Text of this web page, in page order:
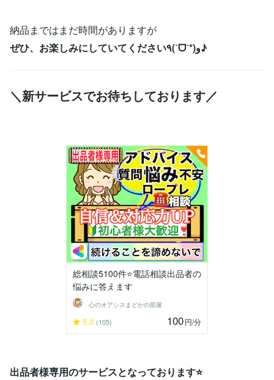
納品まではまだ時間がありますが
ぜひ、お楽しみにしていてください٩(ˊᗜˋ*)و♪
＼新サービスでお待ちしております／
総相談5100件⭐️電話相談出品者の
悩みに答えます
心のオアシスまどかの部屋
5.0 (105) 100円/分
出品者様専用のサービスとなっております⭐️